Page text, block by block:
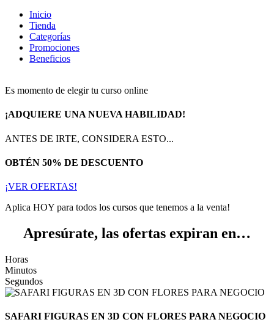
Inicio
Tienda
Categorías
Promociones
Beneficios
Es momento de elegir tu curso online
¡ADQUIERE UNA NUEVA HABILIDAD!
ANTES DE IRTE, CONSIDERA ESTO...
OBTÉN 50% DE DESCUENTO
¡VER OFERTAS!
Aplica HOY para todos los cursos que tenemos a la venta!
Apresúrate, las ofertas expiran en…
Horas
Minutos
Segundos
SAFARI FIGURAS EN 3D CON FLORES PARA NEGOCIO